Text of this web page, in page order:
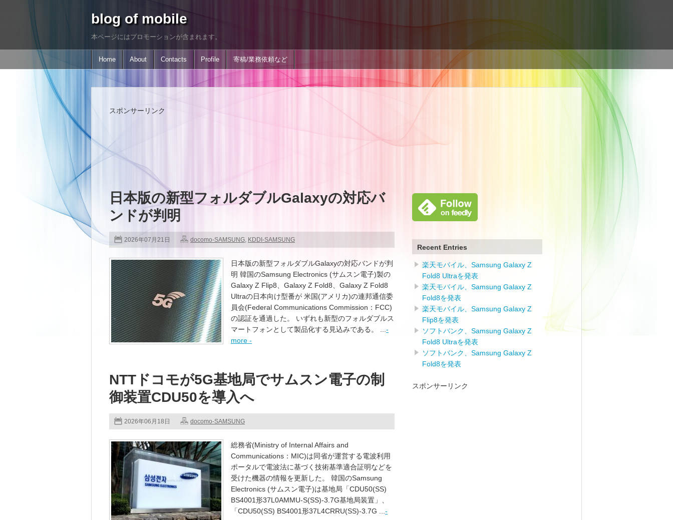
blog of mobile
本ページにはプロモーションが含まれます。
Home About Contacts Profile 寄稿/業務依頼など
スポンサーリンク
日本版の新型フォルダブルGalaxyの対応バ
ンドが判明
2026年07月21日 docomo-SAMSUNG, KDDI-SAMSUNG
日本版の新型フォルダブルGalaxyの対応バンドが判
明 韓国のSamsung Electronics (サムスン電子)製の
Galaxy Z Flip8、Galaxy Z Fold8、Galaxy Z Fold8
Ultraの日本向け型番が 米国(アメリカ)の連邦通信委
員会(Federal Communications Commission：FCC)
の認証を通過した。 いずれも新型のフォルダブルス
マートフォンとして製品化する見込みである。 ... -
more -
NTTドコモが5G基地局でサムスン電子の制
御装置CDU50を導入へ
2026年06月18日 docomo-SAMSUNG
総務省(Ministry of Internal Affairs and
Communications：MIC)は同省が運営する電波利用
ポータルで電波法に基づく技術基準適合証明などを
受けた機器の情報を更新した。 韓国のSamsung
Electronics (サムスン電子)は基地局「CDU50(SS)
BS4001形37L0AMMU-S(SS)-3.7G基地局装置」、
「CDU50(SS) BS4001形37L4CRRU(SS)-3.7G ... -
Recent Entries
楽天モバイル、Samsung Galaxy Z
Fold8 Ultraを発表
楽天モバイル、Samsung Galaxy Z
Fold8を発表
楽天モバイル、Samsung Galaxy Z
Flip8を発表
ソフトバンク、Samsung Galaxy Z
Fold8 Ultraを発表
ソフトバンク、Samsung Galaxy Z
Fold8を発表
スポンサーリンク